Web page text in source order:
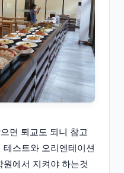
면 퇴교도 되니 참고
스트와 오리엔테이션
에서 지켜야 하는것